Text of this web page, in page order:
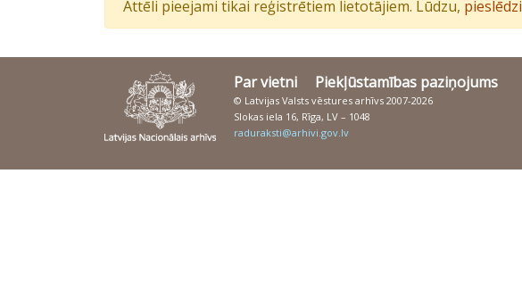
Attēli pieejami tikai reģistrētiem lietotājiem. Lūdzu,
Par vietni Piekļūstamības paziņojums
© Latvijas Valsts vēstures arhīvs 2007-2026
Slokas iela 16, Rīga, LV – 1048
raduraksti@arhivi.gov.lv